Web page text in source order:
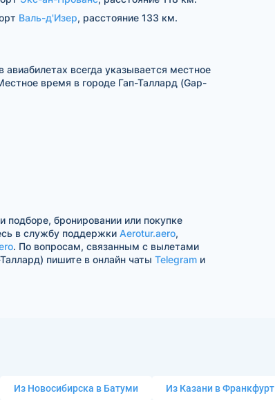
Валь-д'Изер, расстояние 133 км.
всегда указывается местное
время в городе Гап-Таллард (Gap-
подборе, бронировании или покупке
в службу поддержки Aerotur.aero,
. По вопросам, связанным с вылетами
пишите в онлайн чаты Telegramи
Из Новосибирска в Батуми Из Казани в Франкфурт